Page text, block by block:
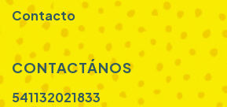
Contacto
CONTACTÁNOS
541132021833